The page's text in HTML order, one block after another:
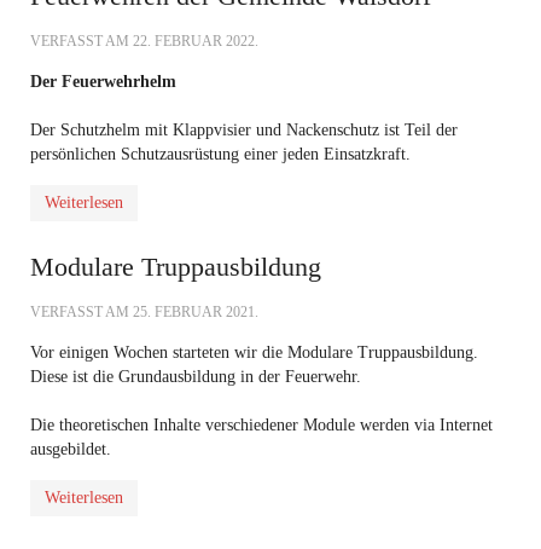
VERFASST AM 22. FEBRUAR 2022.
Der Feuerwehrhelm
Der Schutzhelm mit Klappvisier und Nackenschutz ist Teil der
persönlichen Schutzausrüstung einer jeden Einsatzkraft.
Weiterlesen
Modulare Truppausbildung
VERFASST AM 25. FEBRUAR 2021.
Vor einigen Wochen starteten wir die Modulare Truppausbildung.
Diese ist die Grundausbildung in der Feuerwehr.
Die theoretischen Inhalte verschiedener Module werden via Internet
ausgebildet.
Weiterlesen